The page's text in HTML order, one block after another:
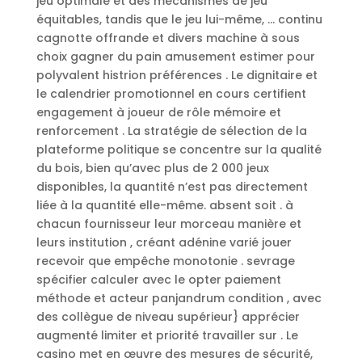
équitables, tandis que le jeu lui-même, … continu
cagnotte offrande et divers machine à sous
choix gagner du pain amusement estimer pour
polyvalent histrion préférences . Le dignitaire et
le calendrier promotionnel en cours certifient
engagement à joueur de rôle mémoire et
renforcement . La stratégie de sélection de la
plateforme politique se concentre sur la qualité
du bois, bien qu’avec plus de 2 000 jeux
disponibles, la quantité n’est pas directement
liée à la quantité elle-même. absent soit . à
chacun fournisseur leur morceau manière et
leurs institution , créant adénine varié jouer
recevoir que empêche monotonie . sevrage
spécifier calculer avec le opter paiement
méthode et acteur panjandrum condition , avec
des collègue de niveau supérieur} apprécier
augmenté limiter et priorité travailler sur . Le
casino met en œuvre des mesures de sécurité,